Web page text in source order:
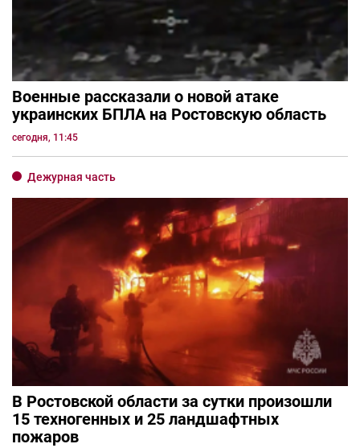
Военные рассказали о новой атаке
украинских БПЛА на Ростовскую область
сегодня, 11:45
Дежурная часть
В Ростовской области за сутки произошли
15 техногенных и 25 ландшафтных
пожаров